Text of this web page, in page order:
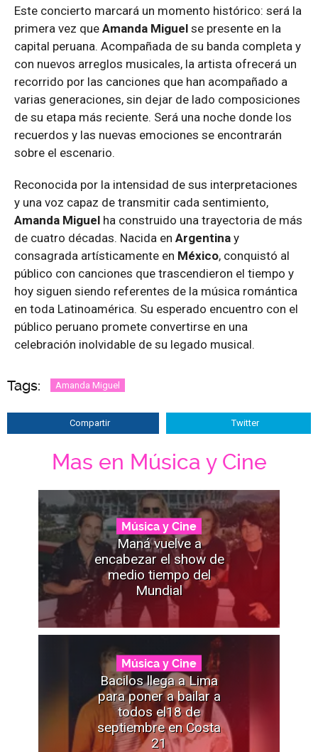
Este concierto marcará un momento histórico: será la
primera vez que Amanda Miguel se presente en la
capital peruana. Acompañada de su banda completa y
con nuevos arreglos musicales, la artista ofrecerá un
recorrido por las canciones que han acompañado a
varias generaciones, sin dejar de lado composiciones
de su etapa más reciente. Será una noche donde los
recuerdos y las nuevas emociones se encontrarán
sobre el escenario.
Reconocida por la intensidad de sus interpretaciones
y una voz capaz de transmitir cada sentimiento,
Amanda Miguel ha construido una trayectoria de más
de cuatro décadas. Nacida en Argentina y
consagrada artísticamente en México, conquistó al
público con canciones que trascendieron el tiempo y
hoy siguen siendo referentes de la música romántica
en toda Latinoamérica. Su esperado encuentro con el
público peruano promete convertirse en una
celebración inolvidable de su legado musical.
Tags: Amanda Miguel
Compartir Twitter
Mas en Música y Cine
Música y Cine
Maná vuelve a
encabezar el show de
medio tiempo del
Mundial
Música y Cine
Bacilos llega a Lima
para poner a bailar a
todos el18 de
septiembre en Costa
21